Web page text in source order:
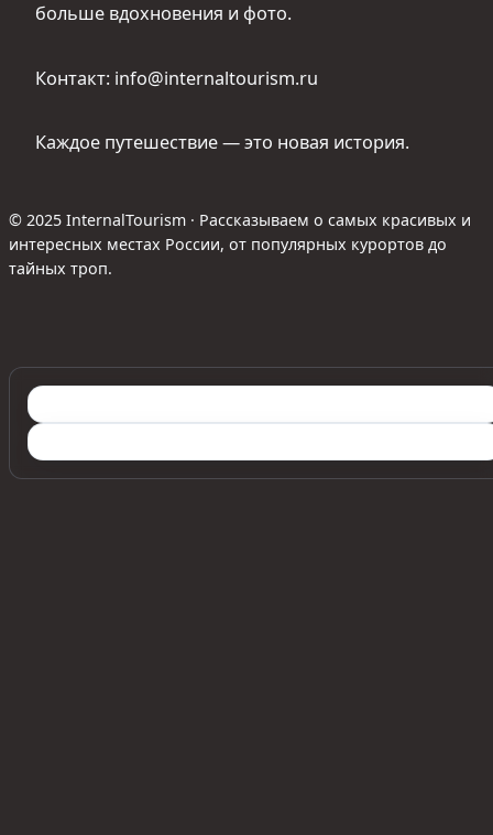
больше вдохновения и фото.
Контакт: info@internaltourism.ru
Каждое путешествие — это новая история.
© 2025 InternalTourism · Рассказываем о самых красивых и
интересных местах России, от популярных курортов до
тайных троп.